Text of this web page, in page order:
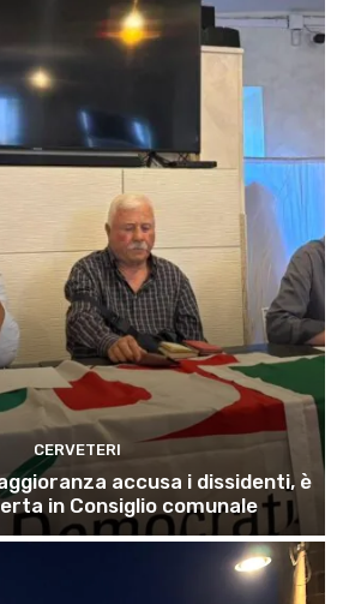
CERVETERI
accusa i dissidenti, è
in Consiglio comunale